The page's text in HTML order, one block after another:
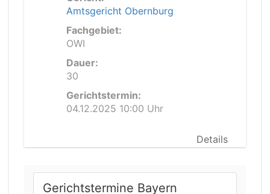
Amtsgericht Obernburg
Fachgebiet:
OWI
Dauer:
30
Gerichtstermin:
04.12.2025 10:00 Uhr
Details
Gerichtstermine Bayern